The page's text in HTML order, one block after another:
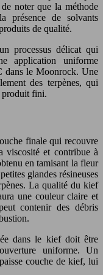
noter que la méthode
présence de solvants
de qualité.
processus délicat qui
application uniforme
dans le Moonrock. Une
des terpènes, qui
produit fini.
finale qui recouvre
viscosité et contribue à
en tamisant la fleur
glandes résineuses
La qualité du kief
une couleur claire et
contenir des débris
dans le kief doit être
uniforme. Un
couche de kief, lui